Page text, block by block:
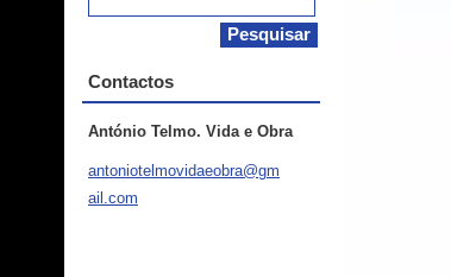
Contactos
António Telmo. Vida e Obra
antoniotelmovidaeobra@gm
ail.com